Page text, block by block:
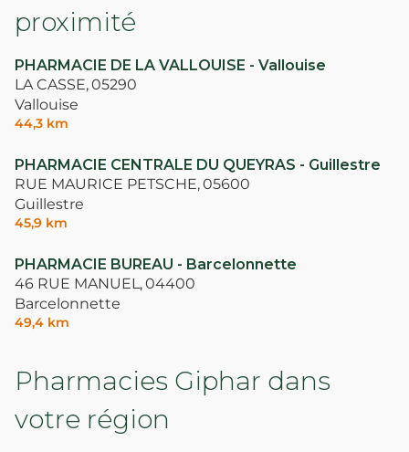
proximité
PHARMACIE DE LA VALLOUISE - Vallouise
LA CASSE,05290
Vallouise
44,3 km
PHARMACIE CENTRALE DU QUEYRAS - Guillestre
RUE MAURICE PETSCHE,05600
Guillestre
45,9 km
PHARMACIE BUREAU - Barcelonnette
46 RUE MANUEL,04400
Barcelonnette
49,4 km
Pharmacies Giphar dans
votre région